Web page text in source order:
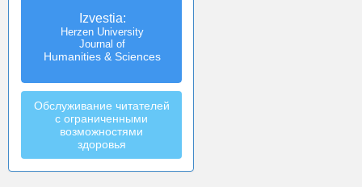
Izvestia:
Herzen University
Journal of
Humanities & Sciences
Обслуживание читателей
с ограниченными
возможностями
здоровья